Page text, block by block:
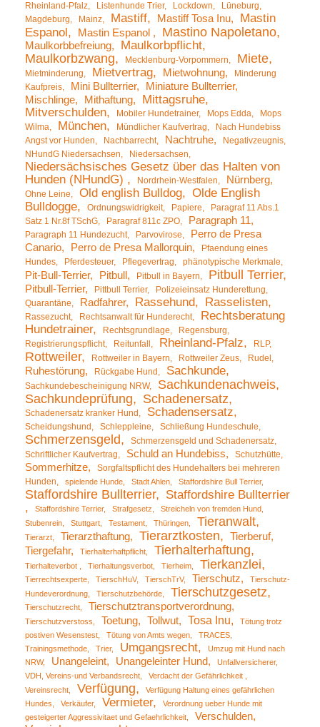
Rheinland-Pfalz
Listenhunde Trier Lockdown
Lüneburg
Magdeburg
Mainz Mastiff Mastiff Tosa Inu
Mastin
Espanol
Mastin Espanol Mastino Napoletano
Maulkorbbefreiung Maulkorbpflicht
Maulkorbzwang Mecklenburg-Vorpommern Miete
Mietminderung Mietvertrag Mietwohnung
Minderung
Kaufpreis
Mini Bullterrier
Miniature Bullterrier
Mischlinge
Mithaftung
Mittagsruhe
Mitverschulden
Mobiler Hundetrainer Mops Edda
Mops
Wilma
München Mündlicher Kaufvertrag
Nach Hundebiss
Angst vor Hunden
Nachbarrecht Nachtruhe
Negativzeugnis
NHundG Niedersachsen
Niedersachsen
Niedersächsisches Gesetz über das Halten von
Hunden (NHundG)
Nordrhein-Westfalen Nürnberg
Ohne Leine Old english Bulldog
Olde English
Bulldogge
Ordnungswidrigkeit Papiere
Paragraf 11 Abs.1
Satz 1 Nr.8f TSchG
Paragraf 811c ZPO Paragraph 11
Paragraph 11 Hundezucht Parvovirose
Perro de Presa
Canario
Perro de Presa Mallorquin
Pfaendung eines
Hundes
Pferdesteuer Pflegevertrag phänotypische Merkmale
Pit-Bull-Terrier Pitbull Pitbull in Bayern Pitbull Terrier
Pitbull-Terrier Pittbull Terrier
Polizeieinsatz Hunderettung
Quarantäne
Radfahrer Rassehund Rasselisten
Rassezucht Rechtsanwalt für Hunderecht
Rechtsberatung
Hundetrainer
Rechtsgrundlage
Regensburg
Registrierungspflicht
Reitunfall Rheinland-Pfalz RLP
Rottweiler Rottweiler in Bayern Rottweiler Zeus Rudel
Ruhestörung Rückgabe Hund Sachkunde
Sachkundebescheinigung NRW
Sachkundenachweis
Sachkundeprüfung
Schadenersatz
Schadenersatz kranker Hund Schadensersatz
Scheidungshund Schleppleine Schließung Hundeschule
Schmerzensgeld
Schmerzensgeld und Schadenersatz
Schriftlicher Kaufvertrag
Schuld an Hundebiss Schutzhütte
Sommerhitze
Sorgfaltspflicht des Hundehalters bei mehreren
Hunden
spielende Hunde Stadt Ahlen Staffordshire Bull Terrier
Staffordshire Bullterrier Staffordshire Bullterrier
Staffordshire Terrier Strafgesetz
Streicheln von fremden Hund
Stubenrein
Stuttgart Testament Thüringen Tieranwalt
Tierarzt Tierarzthaftung Tierarztkosten
Tierberuf
Tiergefahr
Tierhalterhaftpflicht Tierhalterhaftung
Tierhalteverbot Tierhaltungsverbot Tierheim Tierkanzlei
Tierrechtsexperte TierschHuV TierschTrV Tierschutz
Tierschutz-
Hundeverordnung
Tierschutzbehörde Tierschutzgesetz
Tierschutzrecht Tierschutztransportverordnung
Tierschutzverstoss Toetung Tollwut Tosa Inu
Tötung trotz
postiven Wesenstest
Tötung von Amts wegen
TRACES
Trainingsmethode
Trier Umgangsrecht
Umzug mit Hund nach
NRW
Unangeleint Unangeleinter Hund
Unfallversicherer
VDH, Vereins-und Verbandsrecht
Verdacht der Gefährlichkeit
Vereinsrecht
Verfügung
Verfügung Haltung eines gefährlichen
Hundes
Verkäufer Vermieter
Verordnung ueber Hunde mit
gesteigerter Aggressivitaet und Gefaehrlichkeit
Verschulden